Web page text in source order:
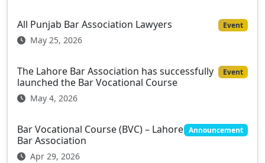
All Punjab Bar Association Lawyers Event
May 25, 2026
The Lahore Bar Association has successfully
launched the Bar Vocational Course
Event
May 4, 2026
Bar Vocational Course (BVC) – Lahore
Bar Association
Announcement
Apr 29, 2026